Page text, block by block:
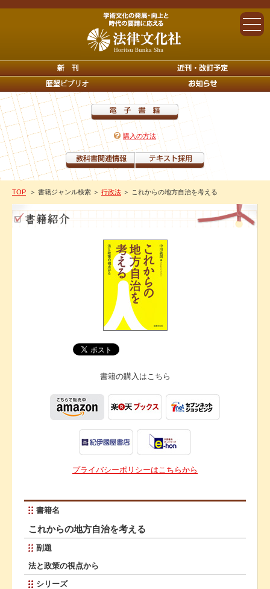
購入の方法
TOP ＞ 書籍ジャンル検索 ＞ 行政法 ＞ これからの地方自治を考える
書籍の購入はこちら
プライバシーポリシーはこちらから
書籍名
これからの地方自治を考える
副題
法と政策の視点から
シリーズ